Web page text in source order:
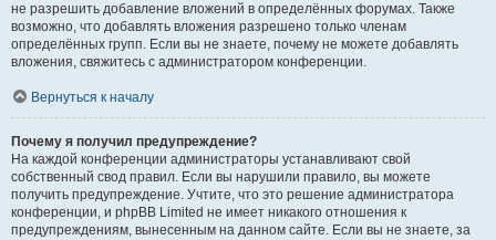
не разрешить добавление вложений в определённых форумах. Также
возможно, что добавлять вложения разрешено только членам
определённых групп. Если вы не знаете, почему не можете добавлять
вложения, свяжитесь с администратором конференции.
Вернуться к началу
Почему я получил предупреждение?
На каждой конференции администраторы устанавливают свой
собственный свод правил. Если вы нарушили правило, вы можете
получить предупреждение. Учтите, что это решение администратора
конференции, и phpBB Limited не имеет никакого отношения к
предупреждениям, вынесенным на данном сайте. Если вы не знаете, за